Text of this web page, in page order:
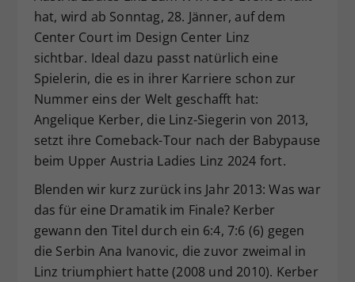
hat, wird ab Sonntag, 28. Jänner, auf dem
Center Court im Design Center Linz
sichtbar. Ideal dazu passt natürlich eine
Spielerin, die es in ihrer Karriere schon zur
Nummer eins der Welt geschafft hat:
Angelique Kerber, die Linz-Siegerin von 2013,
setzt ihre Comeback-Tour nach der Babypause
beim Upper Austria Ladies Linz 2024 fort.
Blenden wir kurz zurück ins Jahr 2013: Was war
das für eine Dramatik im Finale? Kerber
gewann den Titel durch ein 6:4, 7:6 (6) gegen
die Serbin Ana Ivanovic, die zuvor zweimal in
Linz triumphiert hatte (2008 und 2010). Kerber
Zweck
Dieser Wert speichert Ihre Consent-
Einstellungen. Unter anderem eine
zufällig generierte ID, für die
historische Speicherung Ihrer
Webseiten-Betreiber dies eingestellt
hat.